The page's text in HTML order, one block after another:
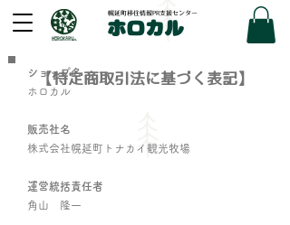
幌延町移住情報PR支援センター
ホロカル
【特定商取引法に基づく表記】
​ ショップ名
ホロカル
販売社名
株式会社幌延町トナカイ観光牧場
運営統括責任者
角山 隆一